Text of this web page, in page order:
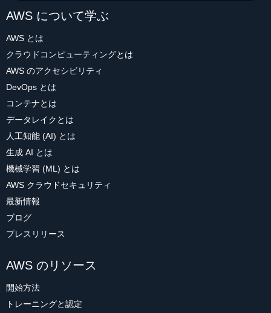
AWS について学ぶ
AWS とは
クラウドコンピューティングとは
AWS のアクセシビリティ
DevOps とは
コンテナとは
データレイクとは
人工知能 (AI) とは
生成 AI とは
機械学習 (ML) とは
AWS クラウドセキュリティ
最新情報
ブログ
プレスリリース
AWS のリソース
開始方法
トレーニングと認定